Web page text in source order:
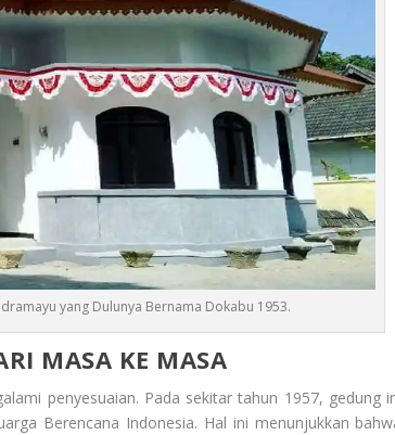
yang Dulunya Bernama Dokabu 1953.
MASA KE MASA
penyesuaian. Pada sekitar tahun 1957, gedung
Berencana Indonesia. Hal ini menunjukkan